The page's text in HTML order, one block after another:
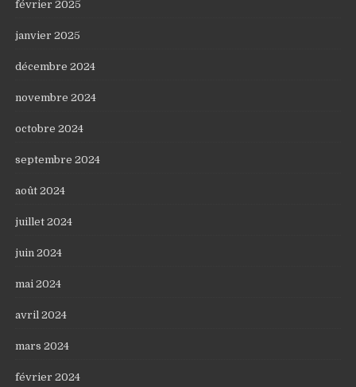
février 2025
janvier 2025
décembre 2024
novembre 2024
octobre 2024
septembre 2024
août 2024
juillet 2024
juin 2024
mai 2024
avril 2024
mars 2024
février 2024